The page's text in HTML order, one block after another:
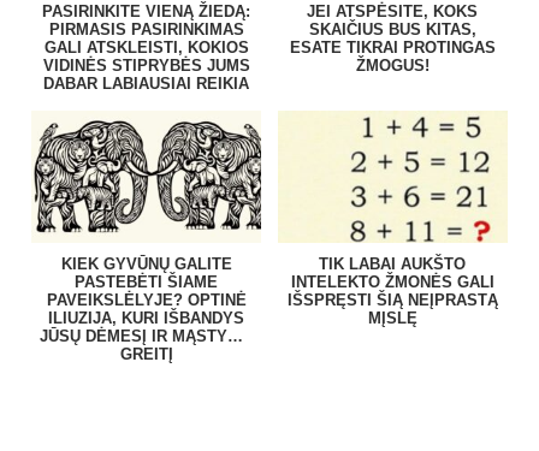
PASIRINKITE VIENĄ ŽIEDĄ:
PIRMASIS PASIRINKIMAS
GALI ATSKLEISTI, KOKIOS
VIDINĖS STIPRYBĖS JUMS
DABAR LABIAUSIAI REIKIA
JEI ATSPĖSITE, KOKS
SKAIČIUS BUS KITAS,
ESATE TIKRAI PROTINGAS
ŽMOGUS!
KIEK GYVŪNŲ GALITE
PASTEBĖTI ŠIAME
PAVEIKSLĖLYJE? OPTINĖ
ILIUZIJA, KURI IŠBANDYS
JŪSŲ DĖMESĮ IR MĄSTYMO
GREITĮ
TIK LABAI AUKŠTO
INTELEKTO ŽMONĖS GALI
IŠSPRĘSTI ŠIĄ NEĮPRASTĄ
MĮSLĘ